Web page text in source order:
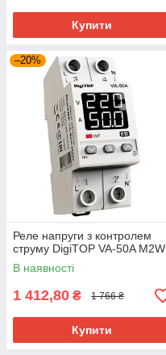
Купити
–20%
Реле напруги з контролем
струму DigiTOP VA-50A M2W
В наявності
1 412,80 ₴ 1 766 ₴
Купити